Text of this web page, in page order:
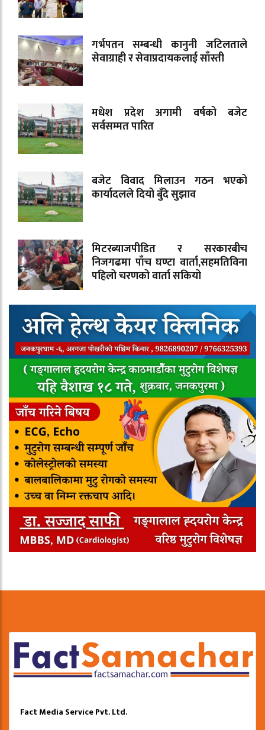
गर्भपतन सम्बन्धी कानुनी जटिलताले
सेवाग्राही र सेवाप्रदायकलाई साँस्ती
मधेश प्रदेश अगामी वर्षको बजेट
सर्वसम्मत पारित
बजेट विवाद मिलाउन गठन भएको
कार्यादलले दियो बुँदे सुझाव
मिटरब्याजपीडित र सरकारबीच
निजगढमा पाँच घण्टा वार्ता,सहमतिविना
पहिलो चरणको वार्ता सकियो
Fact Media Service Pvt. Ltd.